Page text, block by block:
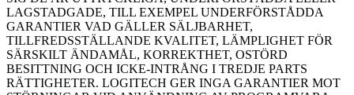
LAGSTADGADE, TILL EXEMPEL UNDERFÖRSTÅDDA
GARANTIER VAD GÄLLER SÄLJBARHET,
TILLFREDSSTÄLLANDE KVALITET, LÄMPLIGHET FÖR
SÄRSKILT ÄNDAMÅL, KORREKTHET, OSTÖRD
BESITTNING OCH ICKE-INTRÅNG I TREDJE PARTS
RÄTTIGHETER. LOGITECH GER INGA GARANTIER MOT